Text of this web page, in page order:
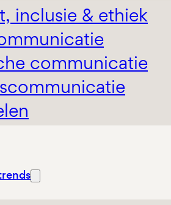
inclusie & ethiek
communicatie